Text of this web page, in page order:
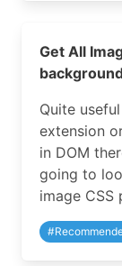
Get All
Quite
extension
in DOM
going to
image
#